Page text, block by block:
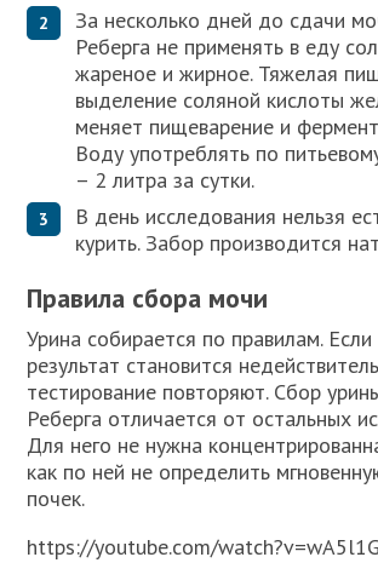
За несколько дней до сдачи
Реберга не применять в еду
жареное и жирное. Тяжелая
выделение соляной кислоты
меняет пищеварение и
Воду употреблять по
– 2 литра за сутки.
В день исследования нельзя
курить. Забор производится
Правила сбора мочи
Урина собирается по правилам.
результат становится
тестирование повторяют. Сбор
Реберга отличается от остальных
Для него не нужна
как по ней не определить
почек.
https://youtube.com/